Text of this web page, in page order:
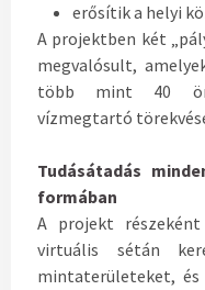
erősítik a helyi
A projektben két
megvalósult,
több mint 40
vízmegtartó
Tudásátadás
formában
A projekt
virtuális sétán
mintaterületeket,